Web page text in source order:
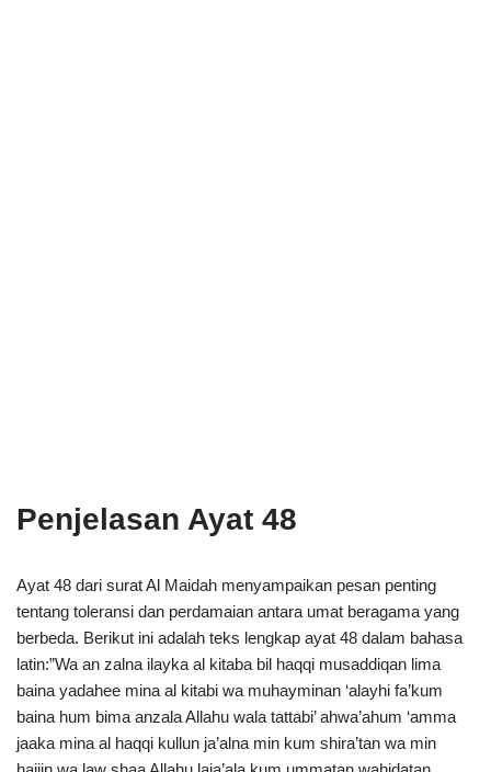
Penjelasan Ayat 48
Ayat 48 dari surat Al Maidah menyampaikan pesan penting
tentang toleransi dan perdamaian antara umat beragama yang
berbeda. Berikut ini adalah teks lengkap ayat 48 dalam bahasa
latin:”Wa an zalna ilayka al kitaba bil haqqi musaddiqan lima
baina yadahee mina al kitabi wa muhayminan ‘alayhi fa’kum
baina hum bima anzala Allahu wala tattabi’ ahwa’ahum ‘amma
jaaka mina al haqqi kullun ja’alna min kum shira’tan wa min